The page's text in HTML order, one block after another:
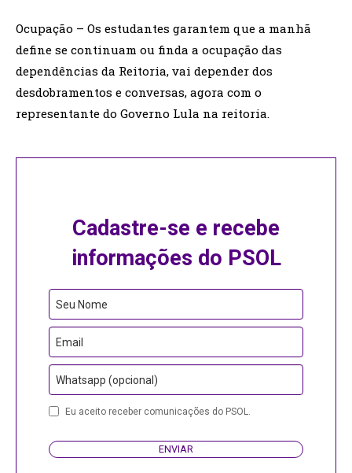
Ocupação – Os estudantes garantem que a manhã
define se continuam ou finda a ocupação das
dependências da Reitoria, vai depender dos
desdobramentos e conversas, agora com o
representante do Governo Lula na reitoria.
Cadastre-se e recebe
informações do PSOL
Your
Website
Seu Nome
Email
Whatsapp (opcional)
Eu aceito receber comunicações do PSOL.
ENVIAR